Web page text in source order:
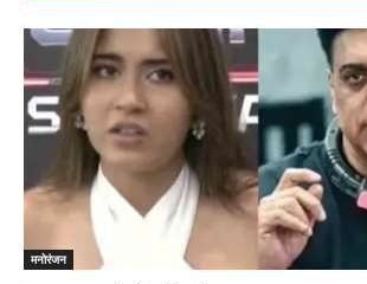
मनोरंजन